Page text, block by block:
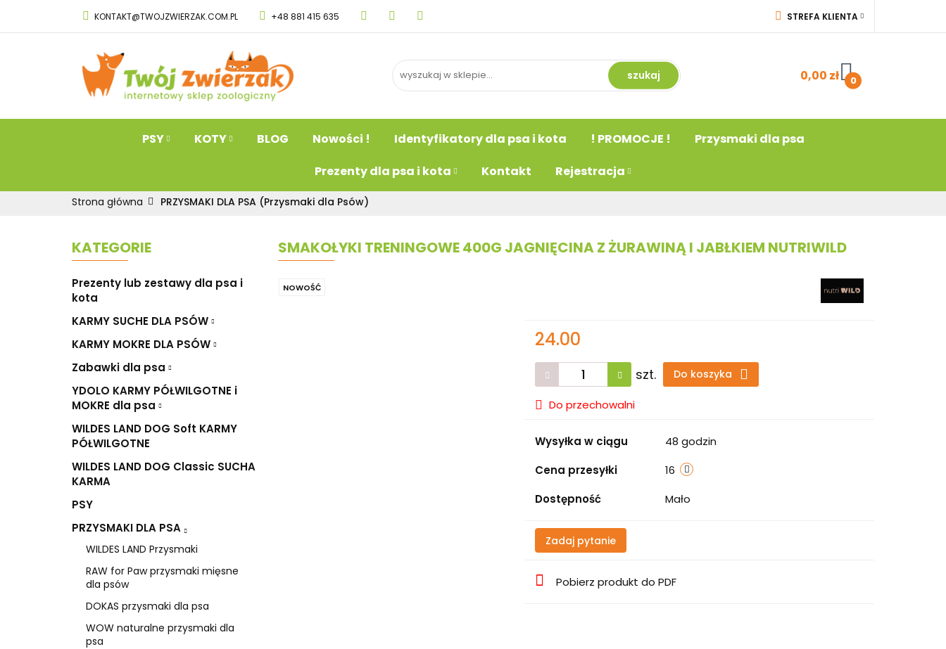
KONTAKT@TWOJZWIERZAK.COM.PL +48 881 415 635 STREFA KLIENTA
ZAREJESTRUJ SIĘ
DODAJ ZGŁOSZENIE
0,00 zł 0
PSY KOTY BLOG Nowości ! Identyfikatory dla psa i kota ! PROMOCJE !
Przysmaki dla psa
Prezenty dla psa i kota
Kontakt Rejestracja
PSY KOTY BLOG Nowości !
Przysmaki dla psa Prezenty dla psa i kota Rejestracja
Strona główna PRZYSMAKI DLA PSA (Przysmaki dla Psów)
KATEGORIE
Prezenty lub zestawy dla psa i
kota
KARMY SUCHE DLA PSÓW
KARMY MOKRE DLA PSÓW
Zabawki dla psa
YDOLO KARMY PÓŁWILGOTNE i
MOKRE dla psa
WILDES LAND DOG Soft KARMY
PÓŁWILGOTNE
WILDES LAND DOG Classic SUCHA
KARMA
PSY
PRZYSMAKI DLA PSA
WILDES LAND Przysmaki
RAW for Paw przysmaki mięsne
dla psów
DOKAS przysmaki dla psa
WOW naturalne przysmaki dla
psa
SMAKOŁYKI TRENINGOWE 400G JAGNIĘCINA Z ŻURAWINĄ I JABŁKIEM NUTRIWILD
NOWOŚĆ
24.00
szt. Do koszyka
Do przechowalni
Wysyłka w ciągu
48 godzin
Cena przesyłki
16
Dostępność
Mało
Zadaj pytanie
Pobierz produkt do PDF